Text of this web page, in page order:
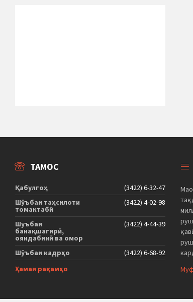
ТАМОС
Қабулгоҳ
(3422) 6-32-47
Шӯъбаи таҳсилоти
томактабӣ
(3422) 4-02-98
Шуъбаи
банақшагирӣ,
ояндабинӣ ва омор
(3422) 4-44-39
Шӯъбаи кадрҳо
(3422) 6-68-92
Ҳамаи рақамҳо